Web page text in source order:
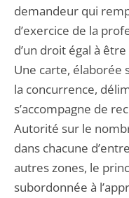
demandeur qui
d’exercice de la
d’un droit égal à
Une carte, élaborée
la concurrence,
s’accompagne de
Autorité sur le
dans chacune
autres zones, le
subordonnée à